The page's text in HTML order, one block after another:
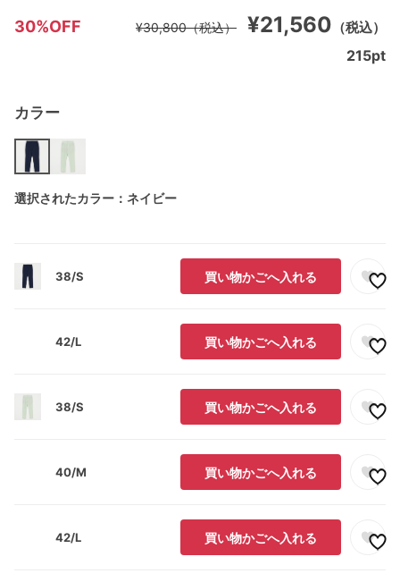
30%OFF ¥21,560 （税込）
¥30,800（税込）
カラー
選択されたカラー：ネイビー
38/S 買い物かごへ入れる
42/L 買い物かごへ入れる
38/S 買い物かごへ入れる
40/M 買い物かごへ入れる
42/L 買い物かごへ入れる
215pt